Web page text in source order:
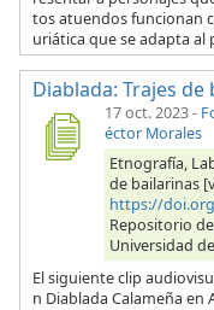
tos atuendos funcionan
uriática que se adapta al
Diablada: Trajes
17 oct. 2023-
éctor Morales
Etnografía,
de bailarinas
https://
Repositorio
Universidad
El siguiente clip
n Diablada Calameña en